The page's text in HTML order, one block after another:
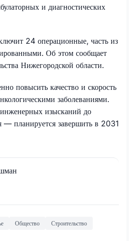
и диагностических
24 операционные, часть из
Об этом сообщает
Нижегородской области.
повысить качество и скорость
заболеваниями.
изысканий до
— планируется завершить в 2031
Общество Строительство